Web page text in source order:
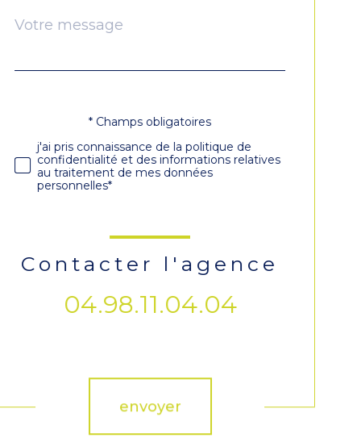
Fieldset
défaut
Message
*
Validation* Champs obligatoires
j'ai pris connaissance de la politique de
confidentialité et des informations relatives
au traitement de mes données
personnelles*
contacter l'agence
04.98.11.04.04
envoyer